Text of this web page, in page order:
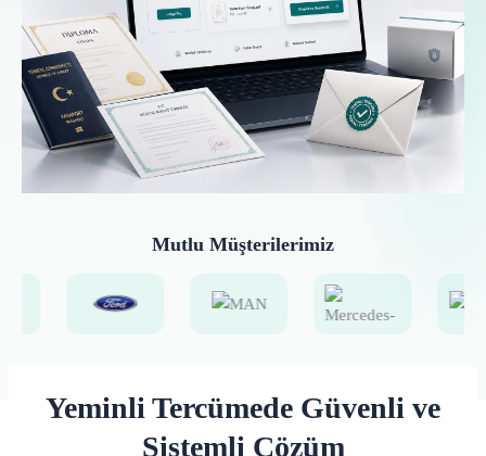
Mutlu Müşterilerimiz
Yeminli Tercümede Güvenli ve
Sistemli Çözüm